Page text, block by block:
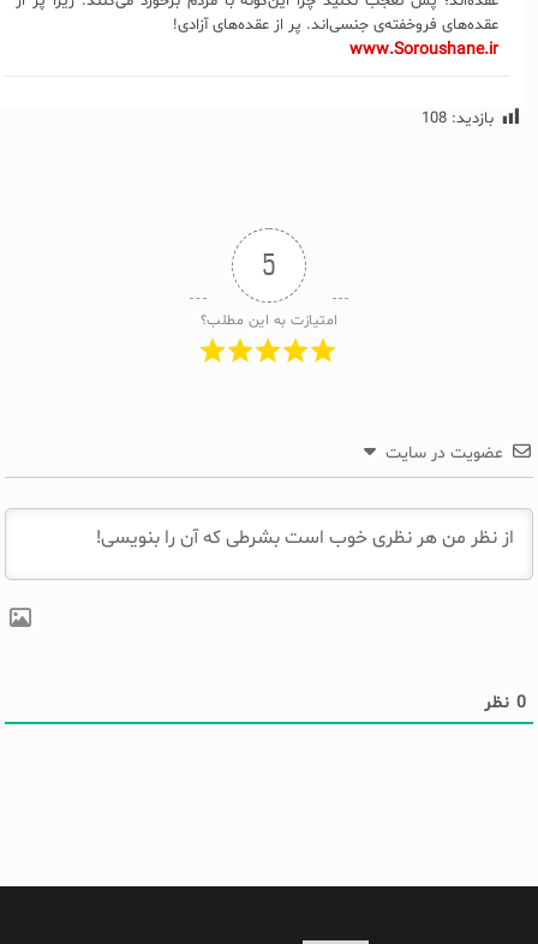
عقده‌های فروخفته‌ی جنسی‌اند. پر از عقده‌های آزادی!
www.Soroushane.ir
بازدید: 108
5
امتیازت به این مطلب؟
عضویت در سایت
0 نظر